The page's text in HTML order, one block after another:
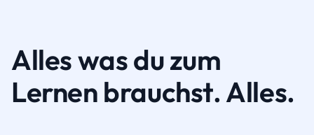
Alles was du zum
Lernen brauchst. Alles.